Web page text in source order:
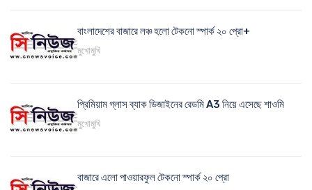
বাংলাদেশের বাজারে লঞ্চ হলো টেকনো স্পার্ক ২০ প্রো+
মুখোমুখি
প্রিমিয়াম গ্লাস ব্যাক ডিজাইনের রেডমি A3 নিয়ে এসেছে শাওমি
মুখোমুখি
বাজারে এলো পাওয়ারফুল টেকনো স্পার্ক ২০ প্রো